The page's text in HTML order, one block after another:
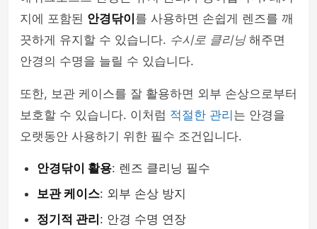
지에 포함된 안경닦이 를 사용하면 손쉽게 렌즈를 깨
끗하게 유지할 수 있습니다. 수시로 클리닝해주면
안경의 수명을 늘릴 수 있습니다.
또한, 보관 케이스를 잘 활용하면 외부 손상으로부터
보호할 수 있습니다. 이처럼 적절한 관리 는 안경을
오랫동안 사용하기 위한 필수 조건입니다.
안경닦이 활용: 렌즈 클리닝 필수
보관 케이스: 외부 손상 방지
정기적 관리 : 안경 수명 연장